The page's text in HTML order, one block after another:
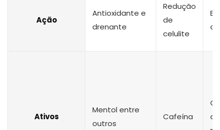
Ação
Antioxidante e
drenante
Redução
de
celulite
Ativos
Mentol entre
outros
Cafeína